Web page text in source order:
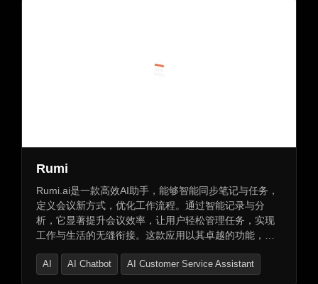
Rumi
Rumi.ai是一款高效AI助手，能够智能同步笔记与任务，
定义会议新方式，优化工作流程。通过智能记录与分
析，它显著提升会议效率，让用户轻松管理任务，实现
工作与生活的无缝衔接。这款应用以其卓越的功能，助
AI AI Chatbot AI Customer Service Assistant